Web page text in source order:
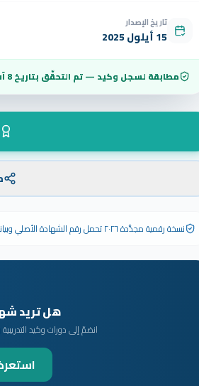
تاريخ الإصدار
15 أيلول 2025
مطابقة لسجل وكيد — تم التحقّق بتاريخ8 آب 2026
نسخة رقمية مجدَّدة ٢٠٢٦ تحمل رقم الشهادة الأصلي وبياناته كاملة — الشهادة الورقية الأصلية تبقى سارية المفعول.
هل تريد
انضمّ إلى دورات وكيد